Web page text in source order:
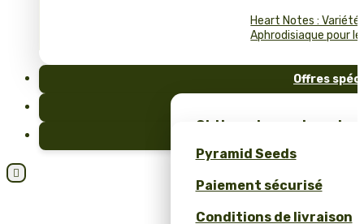
Heart Notes :
Aphrodisiaque pour le
Offres
Obtiens des graines de
Pyramid Seeds !
Obtenez 10 % de
Calculateur de Prix pour
Pyramid Seeds
Paiement sécurisé
Conditions de livraison
